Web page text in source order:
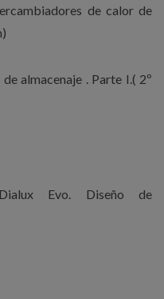
de calor de
almacenaje . Parte I.( 2º
Evo. Diseño de